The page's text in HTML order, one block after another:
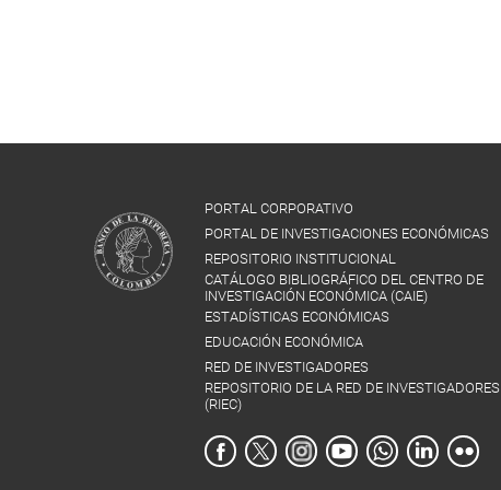
PORTAL CORPORATIVO
PORTAL DE INVESTIGACIONES ECONÓMICAS
REPOSITORIO INSTITUCIONAL
CATÁLOGO BIBLIOGRÁFICO DEL CENTRO DE
INVESTIGACIÓN ECONÓMICA (CAIE)
ESTADÍSTICAS ECONÓMICAS
EDUCACIÓN ECONÓMICA
RED DE INVESTIGADORES
REPOSITORIO DE LA RED DE INVESTIGADORES
(RIEC)